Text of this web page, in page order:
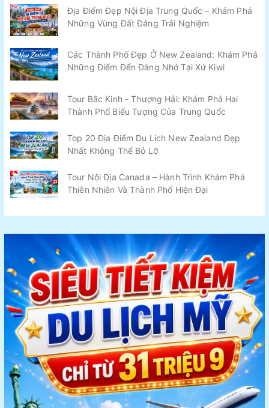
Địa Điểm Đẹp Nội Địa Trung Quốc – Khám Phá
Những Vùng Đất Đáng Trải Nghiệm
Các Thành Phố Đẹp Ở New Zealand: Khám Phá
Những Điểm Đến Đáng Nhớ Tại Xứ Kiwi
Tour Bắc Kinh - Thượng Hải: Khám Phá Hai
Thành Phố Biểu Tượng Của Trung Quốc
Top 20 Địa Điểm Du Lịch New Zealand Đẹp
Nhất Không Thể Bỏ Lỡ
Tour Nội Địa Canada – Hành Trình Khám Phá
Thiên Nhiên Và Thành Phố Hiện Đại